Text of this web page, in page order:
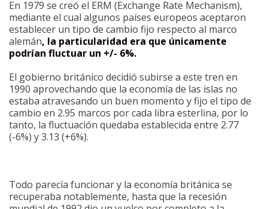
En 1979 se creó el ERM (Exchange Rate Mechanism),
mediante el cual algunos países europeos aceptaron
establecer un tipo de cambio fijo respecto al marco
alemán, la particularidad era que únicamente
podrían fluctuar un +/- 6%.
El gobierno británico decidió subirse a este tren en
1990 aprovechando que la economía de las islas no
estaba atravesando un buen momento y fijo el tipo de
cambio en 2.95 marcos por cada libra esterlina, por lo
tanto, la fluctuación quedaba establecida entre 2.77
(-6%) y 3.13 (+6%).
Todo parecía funcionar y la economía británica se
recuperaba notablemente, hasta que la recesión